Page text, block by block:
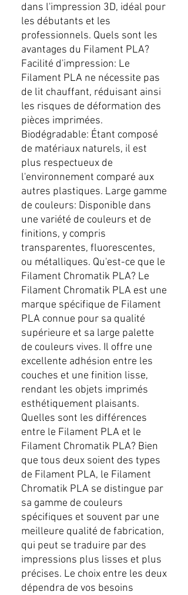
dans l'impression 3D, idéal pour
les débutants et les
professionnels. Quels sont les
avantages du Filament PLA?
Facilité d'impression: Le
Filament PLA ne nécessite pas
de lit chauffant, réduisant ainsi
les risques de déformation des
pièces imprimées.
Biodégradable: Étant composé
de matériaux naturels, il est
plus respectueux de
l'environnement comparé aux
autres plastiques. Large gamme
de couleurs: Disponible dans
une variété de couleurs et de
finitions, y compris
transparentes, fluorescentes,
ou métalliques. Qu'est-ce que le
Filament Chromatik PLA? Le
Filament Chromatik PLA est une
marque spécifique de Filament
PLA connue pour sa qualité
supérieure et sa large palette
de couleurs vives. Il offre une
excellente adhésion entre les
couches et une finition lisse,
rendant les objets imprimés
esthétiquement plaisants.
Quelles sont les différences
entre le Filament PLA et le
Filament Chromatik PLA? Bien
que tous deux soient des types
de Filament PLA, le Filament
Chromatik PLA se distingue par
sa gamme de couleurs
spécifiques et souvent par une
meilleure qualité de fabrication,
qui peut se traduire par des
impressions plus lisses et plus
précises. Le choix entre les deux
dépendra de vos besoins